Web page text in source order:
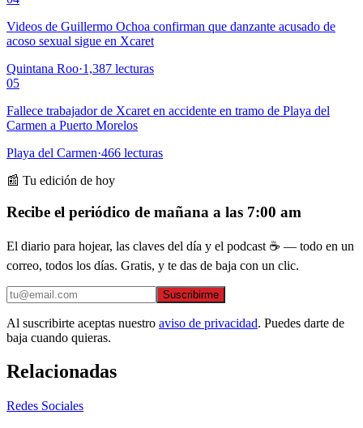
Videos de Guillermo Ochoa confirman que danzante acusado de
acoso sexual sigue en Xcaret
Quintana Roo·1,387 lecturas
05
Fallece trabajador de Xcaret en accidente en tramo de Playa del
Carmen a Puerto Morelos
Playa del Carmen·466 lecturas
📰 Tu edición de hoy
Recibe el periódico de mañana a las 7:00 am
El diario para hojear, las claves del día y el podcast ☕ — todo en un
correo, todos los días. Gratis, y te das de baja con un clic.
Suscribirme
Al suscribirte aceptas nuestro aviso de privacidad. Puedes darte de
baja cuando quieras.
Relacionadas
Redes Sociales